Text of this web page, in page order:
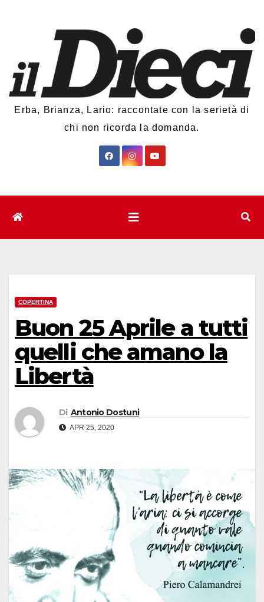
Erba, Brianza, Lario: raccontate con la serietà di
chi non ricorda la domanda.
COPERTINA
Buon 25 Aprile a tutti
quelli che amano la
Libertà
Di Antonio Dostuni
APR 25, 2020